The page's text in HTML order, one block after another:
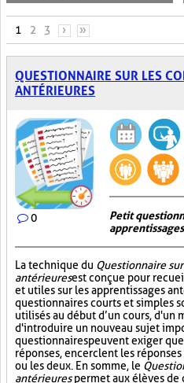
PAGES
1 2 3 › »
QUESTIONNAIRE SUR LES
ANTÉRIEURES
0
Petit
La technique du Questionnaire
antérieuresest conçue pour
et utiles sur les apprentissages
questionnaires courts et simples
utilisés au début d’un cours, d'un
d'introduire un nouveau sujet
questionnaires peuvent exiger
réponses, encerclent les
ou les deux. En somme, le
antérieurespermet aux élèves de